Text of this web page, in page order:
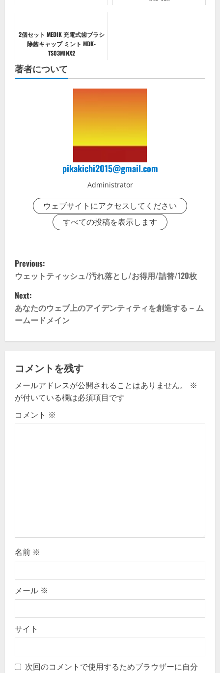
2個セット MEDIK 充電式歯ブラシ
除菌キャップ ミント MDK-
TS03MINX2
著者について
pikakichi2015@gmail.com
Administrator
ウェブサイトにアクセスしてください
すべての投稿を表示します
P
o
s
t
n
a
v
i
g
Previous:
ウェットティッシュ/汚れ落とし/お得用/詰替/120枚
Next:
あなたのウェブ上のアイデンティティを創造する – ム
ームードメイン
コメントを残す
メールアドレスが公開されることはありません。
※
が付いている欄は必須項目です
コメント ※
名前 ※
メール ※
サイト
次回のコメントで使用するためブラウザーに自分